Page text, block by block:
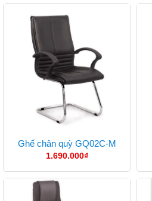
Ghế chân quỳ GQ02C-M
1.690.000₫